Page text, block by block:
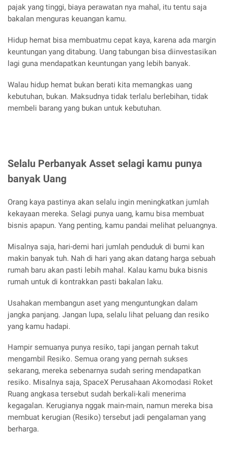
pajak yang tinggi, biaya perawatan nya mahal, itu tentu saja
bakalan menguras keuangan kamu.
Hidup hemat bisa membuatmu cepat kaya, karena ada margin
keuntungan yang ditabung. Uang tabungan bisa diinvestasikan
lagi guna mendapatkan keuntungan yang lebih banyak.
Walau hidup hemat bukan berati kita memangkas uang
kebutuhan, bukan. Maksudnya tidak terlalu berlebihan, tidak
membeli barang yang bukan untuk kebutuhan.
Selalu Perbanyak Asset selagi kamu punya
banyak Uang
Orang kaya pastinya akan selalu ingin meningkatkan jumlah
kekayaan mereka. Selagi punya uang, kamu bisa membuat
bisnis apapun. Yang penting, kamu pandai melihat peluangnya.
Misalnya saja, hari-demi hari jumlah penduduk di bumi kan
makin banyak tuh. Nah di hari yang akan datang harga sebuah
rumah baru akan pasti lebih mahal. Kalau kamu buka bisnis
rumah untuk di kontrakkan pasti bakalan laku.
Usahakan membangun aset yang menguntungkan dalam
jangka panjang. Jangan lupa, selalu lihat peluang dan resiko
yang kamu hadapi.
Hampir semuanya punya resiko, tapi jangan pernah takut
mengambil Resiko. Semua orang yang pernah sukses
sekarang, mereka sebenarnya sudah sering mendapatkan
resiko. Misalnya saja, SpaceX Perusahaan Akomodasi Roket
Ruang angkasa tersebut sudah berkali-kali menerima
kegagalan. Kerugianya nggak main-main, namun mereka bisa
membuat kerugian (Resiko) tersebut jadi pengalaman yang
berharga.